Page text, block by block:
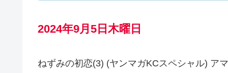
2024年9月5日木曜日
ねずみの初恋(3) (ヤンマガKCスペシャル) ア